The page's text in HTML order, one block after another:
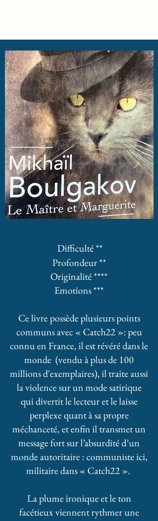
Difficulté **
Profondeur **
Originalité ****
Emotions ***
Ce livre possède plusieurs points
communs avec « Catch22 »: peu
connu en France, il est révéré dans le
monde (vendu à plus de 100
millions d'exemplaires), il traite aussi
la violence sur un mode satirique
qui divertit le lecteur et le laisse
perplexe quant à sa propre
méchanceté, et enfin il transmet un
message fort sur l’absurdité d’un
monde autoritaire : communiste ici,
militaire dans « Catch22 ».
La plume ironique et le ton
facétieux viennent rythmer une